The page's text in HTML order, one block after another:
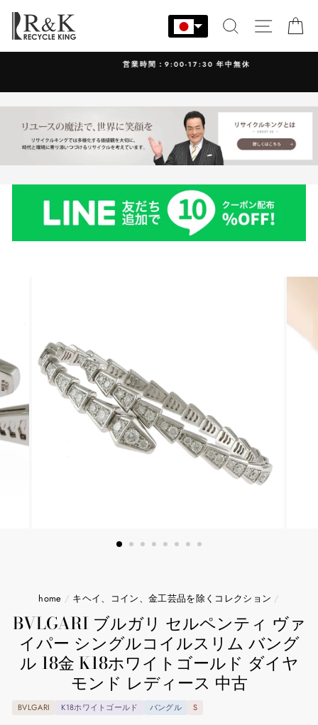
ン
す
検索 サイト
営業時間：9:00-17:30 年中無休
home / キヘイ、コイン、金工芸品を除くコレクション /
BVLGARI ブルガリ セルペンティ ヴァ
イパー シングルコイルスリム バング
ル 18金 K18ホワイトゴールド ダイヤ
モンド レディース 中古
BVLGARI K18ホワイトゴールド バングル S